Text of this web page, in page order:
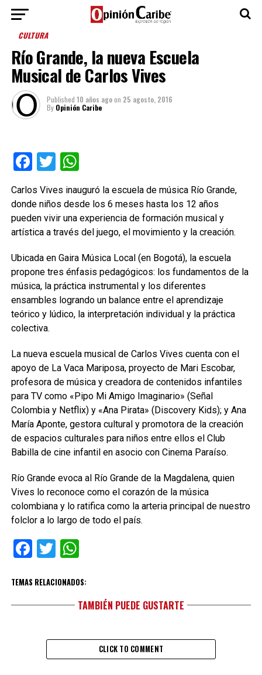
CULTURA
Río Grande, la nueva Escuela
Musical de Carlos Vives
Published 10 años agoon 25 agosto, 2016
By Opinión Caribe
Facebook
TwitterWhatsApp
Carlos Vives inauguró la escuela de música Río Grande,
donde niños desde los 6 meses hasta los 12 años
pueden vivir una experiencia de formación musical y
artística a través del juego, el movimiento y la creación.
Ubicada en Gaira Música Local (en Bogotá), la escuela
propone tres énfasis pedagógicos: los fundamentos de la
música, la práctica instrumental y los diferentes
ensambles logrando un balance entre el aprendizaje
teórico y lúdico, la interpretación individual y la práctica
colectiva.
La nueva escuela musical de Carlos Vives cuenta con el
apoyo de La Vaca Mariposa, proyecto de Mari Escobar,
profesora de música y creadora de contenidos infantiles
para TV como «Pipo Mi Amigo Imaginario» (Señal
Colombia y Netflix) y «Ana Pirata» (Discovery Kids); y Ana
María Aponte, gestora cultural y promotora de la creación
de espacios culturales para niños entre ellos el Club
Babilla de cine infantil en asocio con Cinema Paraíso.
Río Grande evoca al Río Grande de la Magdalena, quien
Vives lo reconoce como el corazón de la música
colombiana y lo ratifica como la arteria principal de nuestro
folclor a lo largo de todo el país.
Facebook
TwitterWhatsApp
TEMAS RELACIONADOS:
TAMBIÉN PUEDE GUSTARTE
CLICK TO COMMENT